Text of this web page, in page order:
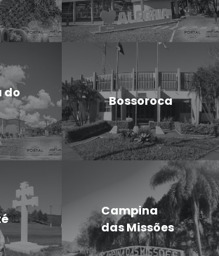
do
Bossoroca
Campina
das Missões